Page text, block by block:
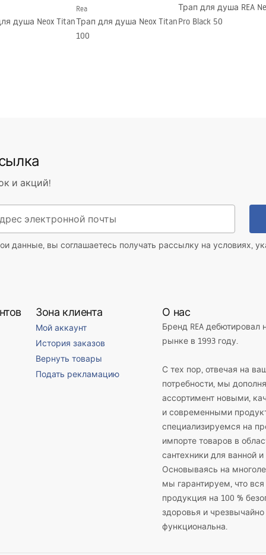
душа Neox Titan
Rea
Трап для душа Neox Titan
100
Трап для душа REA
Pro Black 50
и акций!
данные, вы соглашаетесь получать рассылку на условиях,
Зона клиента
Мой аккаунт
История заказов
Вернуть товары
Подать рекламацию
О нас
Бренд REA дебютировал
рынке в 1993 году.
С тех пор, отвечая на
потребности, мы
ассортимент новыми,
и современными
специализируемся на
импорте товаров в
сантехники для ванной и
Основываясь на
мы гарантируем, что
продукция на 100 %
здоровья и чрезвычайно
функциональна.